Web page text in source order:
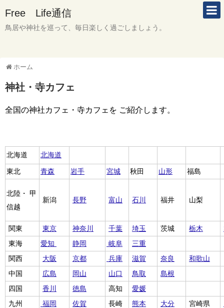
Free Life通信
鳥居や神社を巡って、毎日楽しく過ごしましょう。
ホーム
神社・寺カフェ
全国の神社カフェ・寺カフェを ご紹介します。
北海道 北海道
東北 青森 岩手 宮城 秋田 山形 福島
北陸・ 甲
信越
新潟 長野 富山 石川 福井 山梨
関東 東京 神奈川 千葉 埼玉 茨城 栃木
東海
愛知 静岡 岐阜
三重
関西
大阪 京都 兵庫 滋賀 奈良
和歌山
中国
広島 岡山 山口 鳥取
島根
四国
香川 徳島 高知
愛媛
九州
福岡 佐賀 長崎 熊本 大分 宮崎県